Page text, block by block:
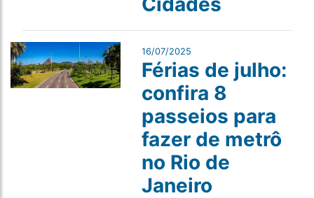
16/07/2025
Férias de julho:
confira 8
passeios para
fazer de metrô
no Rio de
Janeiro